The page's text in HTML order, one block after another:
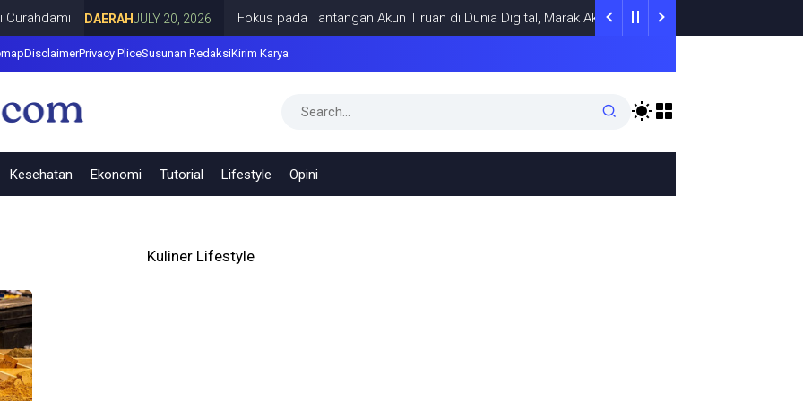
DAERAHJULY 20, 2026 Fokus pada Tantangan Akun Tiruan di Dunia Digital, Marak Akun Tiruan, Pengelola TikTok
DisclaimerPrivacy PliceSusunan RedaksiKirim Karya
Kesehatan Ekonomi Tutorial Lifestyle Opini
Kuliner Lifestyle